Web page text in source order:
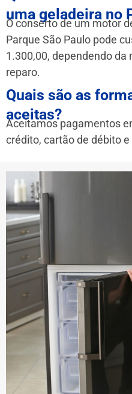
uma geladeira no
O conserto de um motor
Parque São Paulo pode
1.300,00, dependendo
reparo.
Quais são as
aceitas?
Aceitamos pagamentos
crédito, cartão de débito